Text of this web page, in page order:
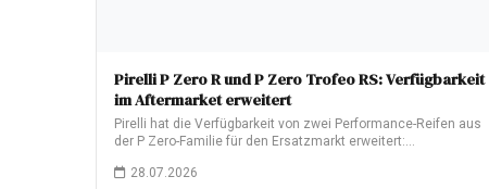
Pirelli P Zero R und P Zero Trofeo RS: Verfügbarkeit
im Aftermarket erweitert
Pirelli hat die Verfügbarkeit von zwei Performance-Reifen aus
der P Zero-Familie für den Ersatzmarkt erweitert:…
28.07.2026